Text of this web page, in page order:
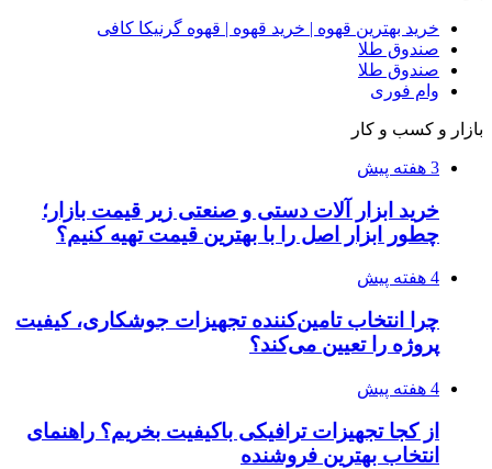
خرید بهترین قهوه | خرید قهوه | قهوه گرنیکا کافی
صندوق طلا
صندوق طلا
وام فوری
بازار و کسب و کار
3 هفته پیش
خرید ابزار آلات دستی و صنعتی زیر قیمت بازار؛
چطور ابزار اصل را با بهترین قیمت تهیه کنیم؟
4 هفته پیش
چرا انتخاب تامین‌کننده تجهیزات جوشکاری، کیفیت
پروژه را تعیین می‌کند؟
4 هفته پیش
از کجا تجهیزات ترافیکی باکیفیت بخریم؟ راهنمای
انتخاب بهترین فروشنده